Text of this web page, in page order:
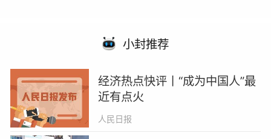
小封推荐
经济热点快评丨“成为中国人”最
近有点火
人民日报